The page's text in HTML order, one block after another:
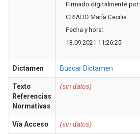
Firmado digitalmente por:
CRIADO María Cecilia
Fecha y hora:
13.09.2021 11:26:25
Dictamen Buscar Dictamen
Texto
Referencias
Normativas
(sin datos)
Vía Acceso (sin datos)